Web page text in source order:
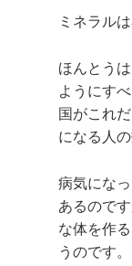
ミネラル
ほんとう
ようにす
国がこれ
になる人
病気にな
あるので
な体を作
うのです。